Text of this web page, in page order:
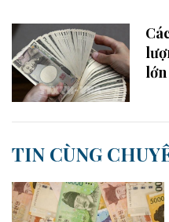
TIN CÙNG